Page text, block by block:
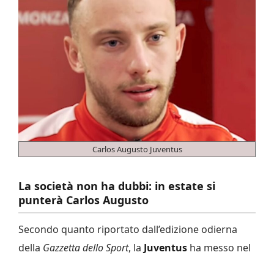
Carlos Augusto Juventus
La società non ha dubbi: in estate si
punterà Carlos Augusto
Secondo quanto riportato dall’edizione odierna
della Gazzetta dello Sport, la Juventus ha messo nel